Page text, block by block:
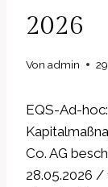
2026
Von admin
EQS-Ad-
Co. AG
28.05.2026 /